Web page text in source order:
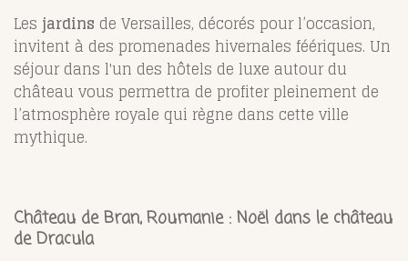
Les jardins de Versailles, décorés pour l’occasion,
invitent à des promenades hivernales féériques. Un
séjour dans l'un des hôtels de luxe autour du
château vous permettra de profiter pleinement de
l’atmosphère royale qui règne dans cette ville
mythique.
Château de Bran, Roumanie : Noël dans le château
de Dracula